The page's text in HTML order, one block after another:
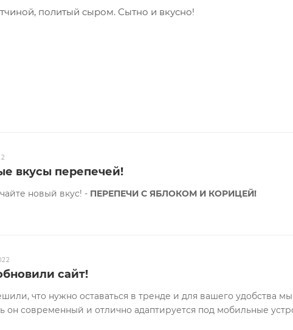
политый сыром. Сытно и вкусно!
вкусы перепечей!
новый вкус! - ПЕРЕПЕЧИ С ЯБЛОКОМ И КОРИЦЕЙ!
сайт!
что нужно оставаться в тренде и для вашего удобства
он современный и отлично адаптируется под мобильные